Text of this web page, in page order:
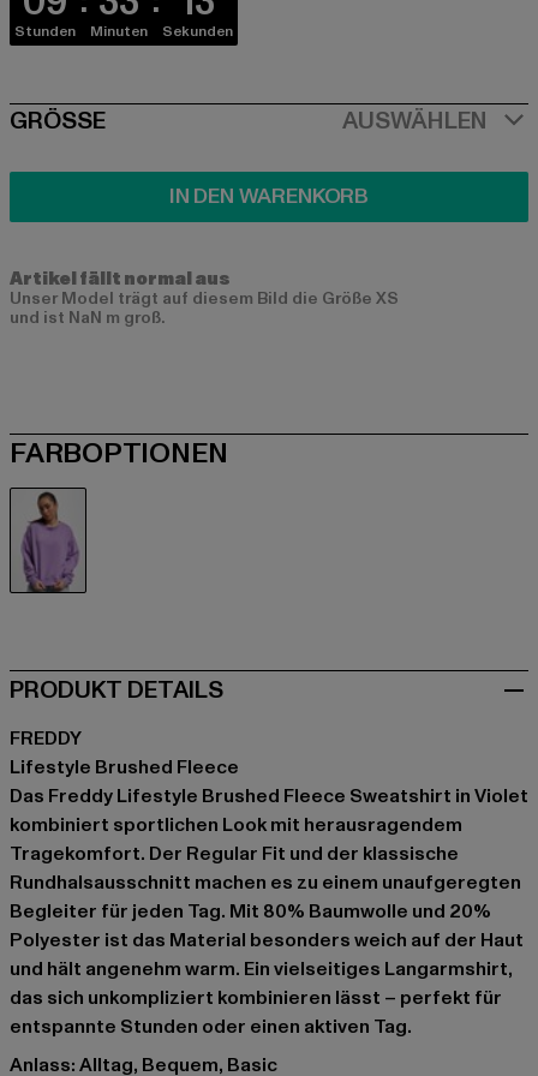
Stunden Minuten Sekunden
SIZE
GRÖSSE AUSWÄHLEN
IN DEN WARENKORB
Artikel fällt normal aus
Unser Model trägt auf diesem Bild die Größe XS
und ist NaN m groß.
FARBOPTIONEN
PRODUKT DETAILS
FREDDY
Lifestyle Brushed Fleece
Das Freddy Lifestyle Brushed Fleece Sweatshirt in Violet
kombiniert sportlichen Look mit herausragendem
Tragekomfort. Der Regular Fit und der klassische
Rundhalsausschnitt machen es zu einem unaufgeregten
Begleiter für jeden Tag. Mit 80% Baumwolle und 20%
Polyester ist das Material besonders weich auf der Haut
und hält angenehm warm. Ein vielseitiges Langarmshirt,
das sich unkompliziert kombinieren lässt – perfekt für
entspannte Stunden oder einen aktiven Tag.
Anlass: Alltag, Bequem, Basic